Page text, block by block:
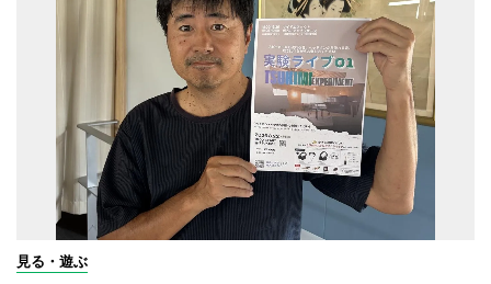
見る・遊ぶ